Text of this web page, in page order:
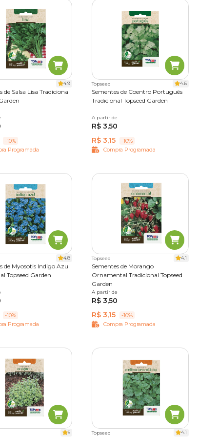
4.9
de Salsa Lisa Tradicional
-10%
Programada
Topseed 4.6
Sementes de Coentro Português
Tradicional Topseed Garden
Único
A partir de
R$ 3,50
R$ 3,15
-10%
Compra Programada
4.8
de Myosotis Indigo Azul
Topseed Garden
-10%
Programada
Topseed 4.1
Sementes de Morango
Ornamental Tradicional Topseed
Garden
Único
A partir de
R$ 3,50
R$ 3,15
-10%
Compra Programada
5 Topseed 4.1